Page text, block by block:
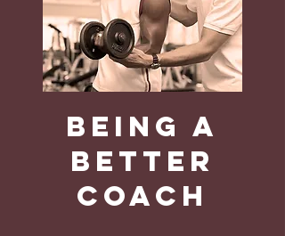
Being a
Better
Coach